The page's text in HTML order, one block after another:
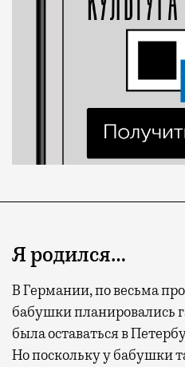
Я родился…
В Германии, по весьма
бабушки планировались
была оставаться в
Но поскольку у бабушки